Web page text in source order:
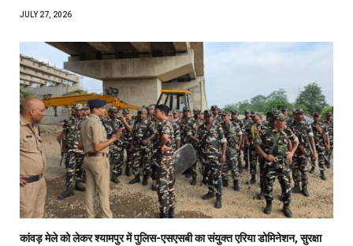
JULY 27, 2026
कांवड़ मेले को लेकर श्यामपुर में पुलिस-एसएसबी का संयुक्त एरिया डोमिनेशन, सुरक्षा